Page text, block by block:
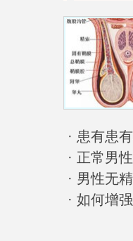
· 患有患
· 正常男
· 男性无
· 如何增